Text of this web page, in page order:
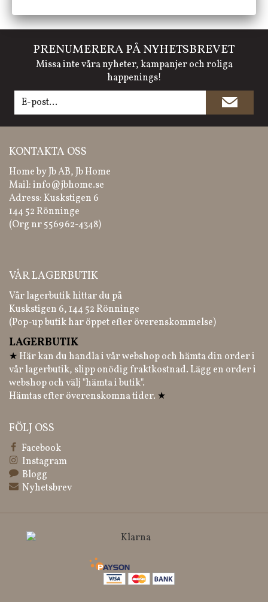
PRENUMERERA PÅ NYHETSBREVET
Missa inte våra nyheter, kampanjer och roliga
happenings!
KONTAKTA OSS
Home by Jb AB, Jb Home
Mail:info@jbhome.se
Adress: Kuskstigen 6
144 52 Rönninge
(Org nr 556962-4348)
VÅR LAGERBUTIK
Vår lagerbutik hittar du på
Kuskstigen 6, 144 52 Rönninge
(Pop-up butik har öppet efter överenskommelse)
LAGERBUTIK
★ Här kan du handla i vår webshop och hämta din order i
vår lagerbutik, slipp onödig fraktkostnad. Lägg en order i
webshop och välj "hämta i butik".
Hämtas efter överenskomna tider. ★
FÖLJ OSS
Facebook
Instagram
Blogg
Nyhetsbrev